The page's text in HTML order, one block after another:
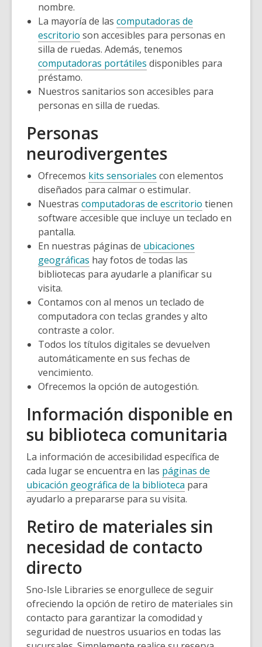
nombre.
La mayoría de las computadoras de
escritorio son accesibles para personas en
silla de ruedas. Además, tenemos
computadoras portátiles disponibles para
préstamo.
Nuestros sanitarios son accesibles para
personas en silla de ruedas.
Personas
neurodivergentes
Ofrecemos kits sensoriales con elementos
diseñados para calmar o estimular.
Nuestras computadoras de escritorio tienen
software accesible que incluye un teclado en
pantalla.
En nuestras páginas de ubicaciones
geográficas hay fotos de todas las
bibliotecas para ayudarle a planificar su
visita.
Contamos con al menos un teclado de
computadora con teclas grandes y alto
contraste a color.
Todos los títulos digitales se devuelven
automáticamente en sus fechas de
vencimiento.
Ofrecemos la opción de autogestión.
Información disponible en
su biblioteca comunitaria
La información de accesibilidad específica de
cada lugar se encuentra en las páginas de
ubicación geográfica de la biblioteca para
ayudarlo a prepararse para su visita.
Retiro de materiales sin
necesidad de contacto
directo
Sno-Isle Libraries se enorgullece de seguir
ofreciendo la opción de retiro de materiales sin
contacto para garantizar la comodidad y
seguridad de nuestros usuarios en todas las